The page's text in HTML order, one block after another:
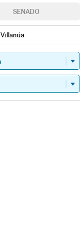
SENADO
Villanúa